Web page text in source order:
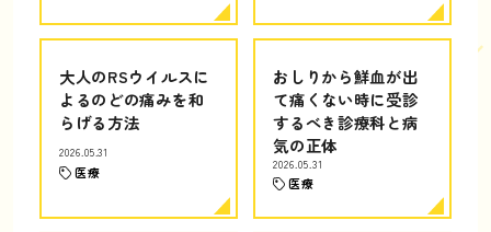
大人のRSウイルスに
よるのどの痛みを和
らげる方法
2026.05.31
医療
おしりから鮮血が出
て痛くない時に受診
するべき診療科と病
気の正体
2026.05.31
医療